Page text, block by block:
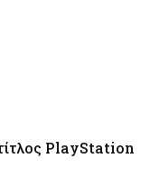
PlayStation